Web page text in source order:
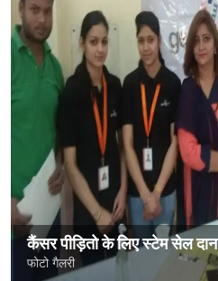
कैंसर पीड़ितो के लिए स्टेम सेल दान
फोटो गैलरी